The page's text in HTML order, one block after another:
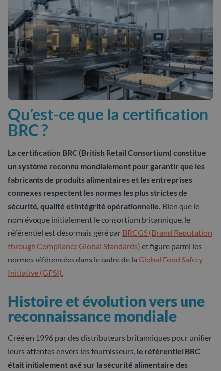
Qu’est-ce que la certification
BRC ?
La certification BRC (British Retail Consortium) constitue
un système reconnu mondialement pour garantir que les
fabricants de produits alimentaires et les entreprises
connexes respectent les normes les plus strictes de
sécurité, qualité et intégrité opérationnelle. Bien que le
nom évoque initialement le consortium britannique, le
référentiel est désormais géré par BRCGS (Brand Reputation
through Compliance Global Standards) et figure parmi les
normes référencées dans le cadre de la Global Food Safety
Initiative (GFSI).
Histoire et évolution vers une
reconnaissance mondiale
Créé en 1996 par des distributeurs britanniques pour unifier
leurs attentes envers les fournisseurs, le référentiel BRC
était initialement axé sur la sécurité alimentaire des